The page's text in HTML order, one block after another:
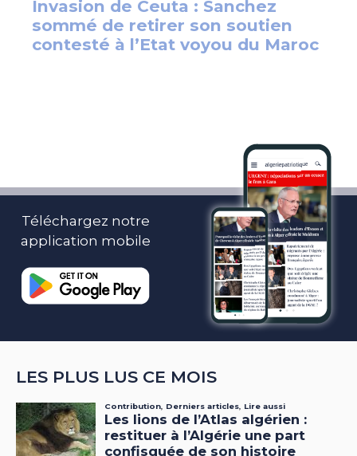
Téléchargez notre
application mobile
LES PLUS LUS CE MOIS